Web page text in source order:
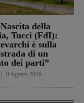
della
Tucci (FdI):
è sulla
di un
dei parti”
8 Agosto 2026